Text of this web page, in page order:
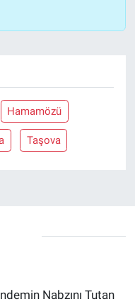
Hamamözü
Taşova
Nabzını Tutan